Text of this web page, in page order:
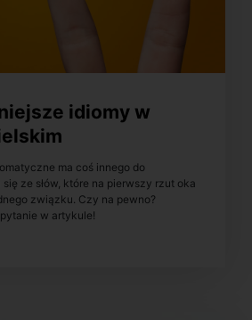
idiomy w
ma coś innego do
się ze słów, które na pierwszy rzut oka
związku. Czy na pewno?
w artykule!